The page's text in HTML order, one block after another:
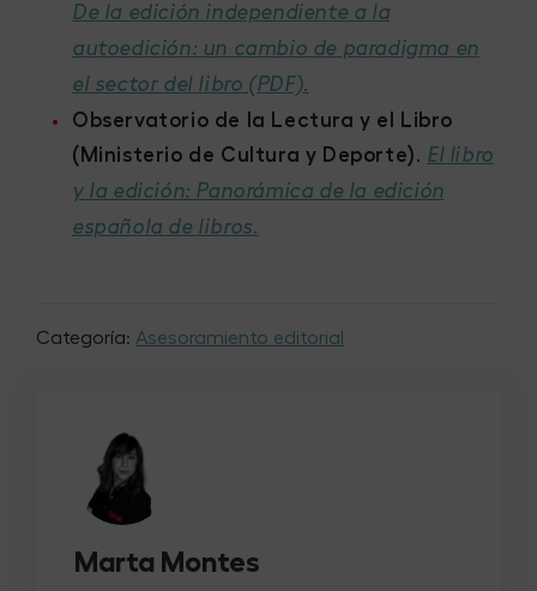
De la edición independiente a la
autoedición: un cambio de paradigma en
el sector del libro (PDF).
Observatorio de la Lectura y el Libro
(Ministerio de Cultura y Deporte). El libro
y la edición: Panorámica de la edición
española de libros.
Categoría: Asesoramiento editorial
Marta Montes